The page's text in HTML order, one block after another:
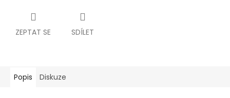
ZEPTAT SE SDÍLET
Popis Diskuze